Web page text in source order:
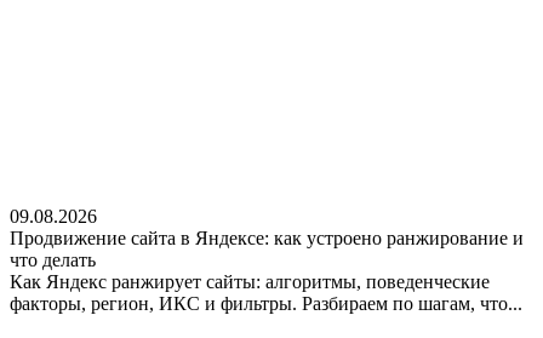
09.08.2026
Продвижение сайта в Яндексе: как устроено ранжирование и
что делать
Как Яндекс ранжирует сайты: алгоритмы, поведенческие
факторы, регион, ИКС и фильтры. Разбираем по шагам, что...